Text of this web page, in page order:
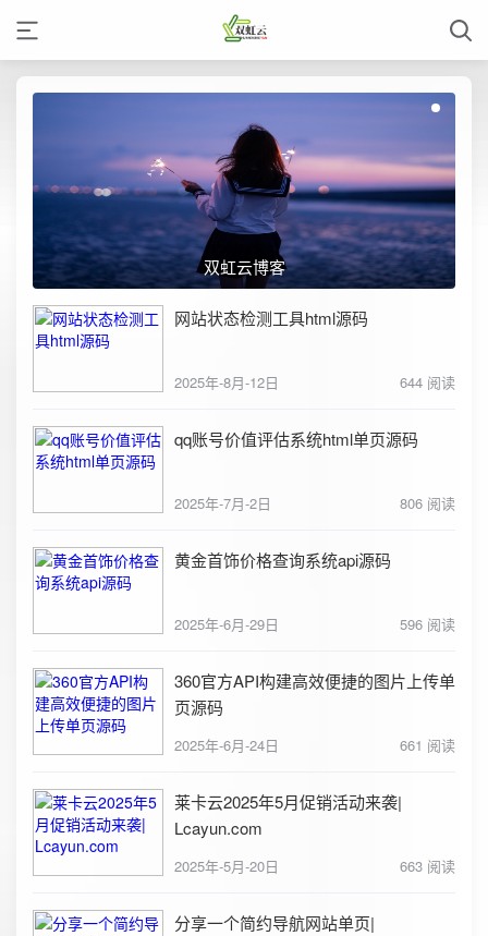
双虹云博客
网站状态检测工具html源码
2025年-8月-12日 644 阅读
qq账号价值评估系统html单页源码
2025年-7月-2日 806 阅读
黄金首饰价格查询系统api源码
2025年-6月-29日 596 阅读
360官方API构建高效便捷的图片上传单
页源码
2025年-6月-24日 661 阅读
莱卡云2025年5月促销活动来袭|
Lcayun.com
2025年-5月-20日 663 阅读
分享一个简约导航网站单页|